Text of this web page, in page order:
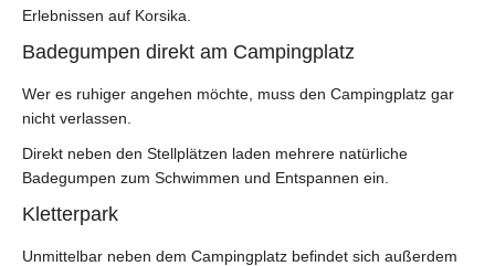
Erlebnissen auf Korsika.
Badegumpen direkt am Campingplatz
Wer es ruhiger angehen möchte, muss den Campingplatz gar
nicht verlassen.
Direkt neben den Stellplätzen laden mehrere natürliche
Badegumpen zum Schwimmen und Entspannen ein.
Kletterpark
Unmittelbar neben dem Campingplatz befindet sich außerdem